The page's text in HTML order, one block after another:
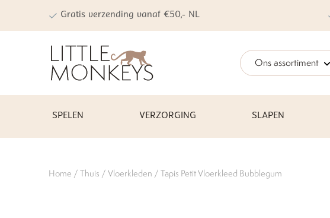
Gratis verzending vanaf €50,- NL
Ons assortiment
SPELEN VERZORGING SLAPEN
Home / Thuis / Vloerkleden / Tapis Petit Vloerkleed Bubblegum